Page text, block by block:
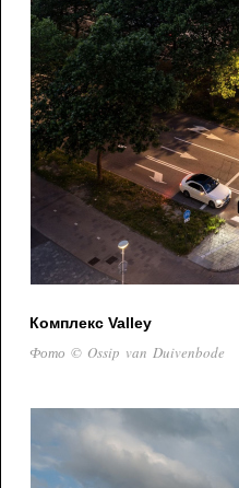
Комплекс Valley
Фото © Ossip van Duivenbode